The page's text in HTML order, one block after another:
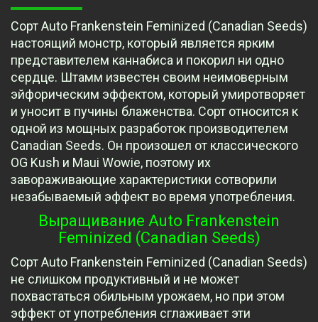
Сорт Auto Frankenstein Feminized (Canadian Seeds)
настоящий монстр, который является ярким
представителем каннабиса и покорил ни одно
сердце. Штамм известен своим неимоверным
эйфорическим эффектом, который умиротворяет
и уносит в пучины блаженства. Сорт относится к
одной из мощных разработок производителем
Canadian Seeds. Он произошел от классического
OG Kush и Maui Wowie, поэтому их
завораживающие характеристики сотворили
незабываемый эффект во время употребления.
Выращивание Auto Frankenstein
Feminized (Canadian Seeds)
Сорт Auto Frankenstein Feminized (Canadian Seeds)
не слишком продуктивный и не может
похвастаться обильным урожаем, но при этом
эффект от употребления сглаживает эти